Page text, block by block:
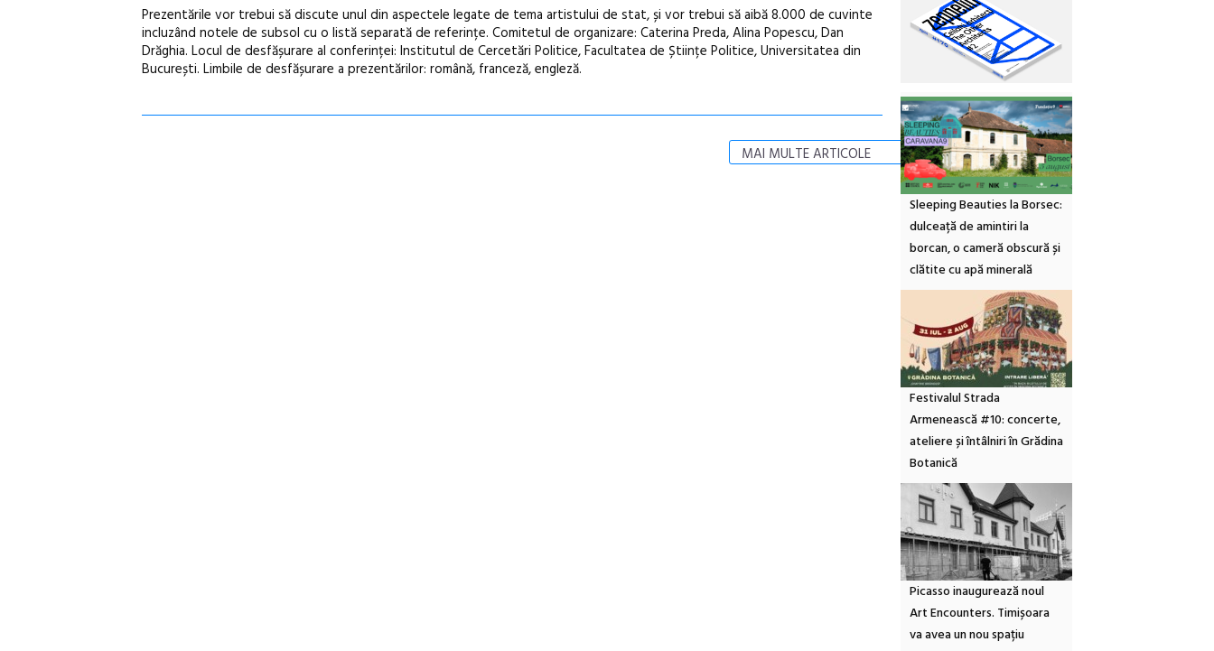
Prezentările vor trebui să discute unul din aspectele legate de tema artistului de stat, și vor trebui să aibă 8.000 de cuvinte
incluzând notele de subsol cu o listă separată de referințe. Comitetul de organizare: Caterina Preda, Alina Popescu, Dan
Drăghia. Locul de desfășurare al conferinței: Institutul de Cercetări Politice, Facultatea de Științe Politice, Universitatea din
București. Limbile de desfășurare a prezentărilor: română, franceză, engleză.
MAI MULTE ARTICOLE
Sleeping Beauties la Borsec:
dulceață de amintiri la
borcan, o cameră obscură și
clătite cu apă minerală
Festivalul Strada
Armenească #10: concerte,
ateliere și întâlniri în Grădina
Botanică
Picasso inaugurează noul
Art Encounters. Timișoara
va avea un nou spațiu